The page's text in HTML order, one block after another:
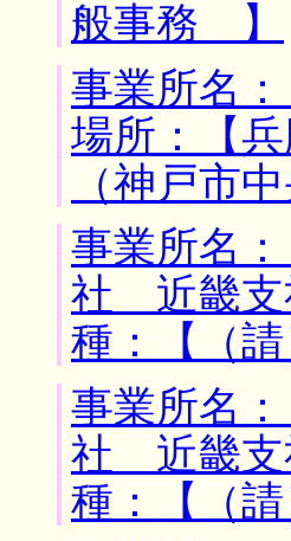
般事務 】
事業所名
場所：【
（神戸市
事業所名
社 近畿支
種：【（
事業所名
社 近畿支
種：【（